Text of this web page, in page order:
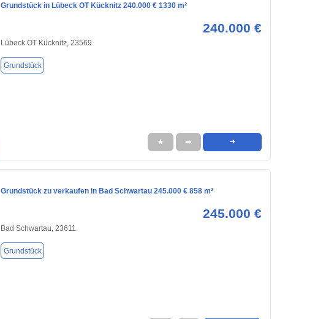
Grundstück in Lübeck OT Kücknitz 240.000 € 1330 m²
240.000 €
Lübeck OT Kücknitz, 23569
Grundstück
★ ➦ ➜
Grundstück zu verkaufen in Bad Schwartau 245.000 € 858 m²
245.000 €
Bad Schwartau, 23611
Grundstück